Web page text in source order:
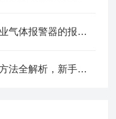
危险石油化工企业要经常检查工业气体报警器的报警效果
无线可燃气体报警器的正确安装方法全解析，新手也能轻松上手